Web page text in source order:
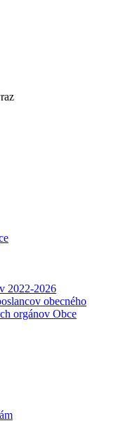
2022-2026
obecného
orgánov Obce